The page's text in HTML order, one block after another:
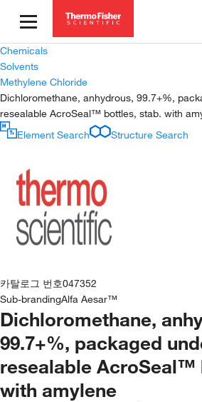
Chemicals
Solvents
Methylene Chloride
Dichloromethane, anhydrous, 99.7+%,
resealable AcroSeal™ bottles, stab. with
Element Search
Structure Search
카탈로그 번호047352
Sub-brandingAlfa Aesar™
Dichloromethane,
99.7+%, packaged
resealable AcroSeal™
with amylene